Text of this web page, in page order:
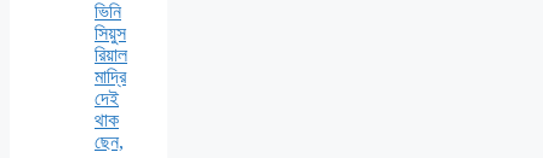
ভিনি
সিয়ুস
রিয়াল
মাদ্রি
দেই
থাক
ছেন,